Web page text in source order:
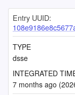
Entry UUID:
TYPE
dsse
INTEGRATED
7 months ago